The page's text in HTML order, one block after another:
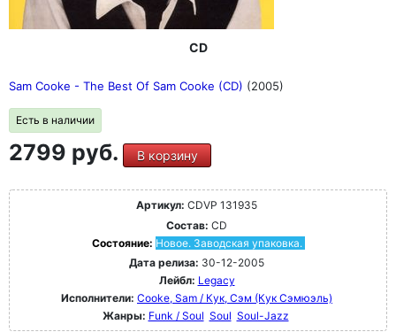
CD
Sam Cooke - The Best Of Sam Cooke (CD) (2005)
Есть в наличии
2799 руб. В корзину
Артикул: CDVP 131935
Состав: CD
Состояние: Новое. Заводская упаковка.
Дата релиза: 30-12-2005
Лейбл: Legacy
Исполнители: Cooke, Sam / Кук, Сэм (Кук Сэмюэль)
Жанры: Funk / Soul Soul Soul-Jazz